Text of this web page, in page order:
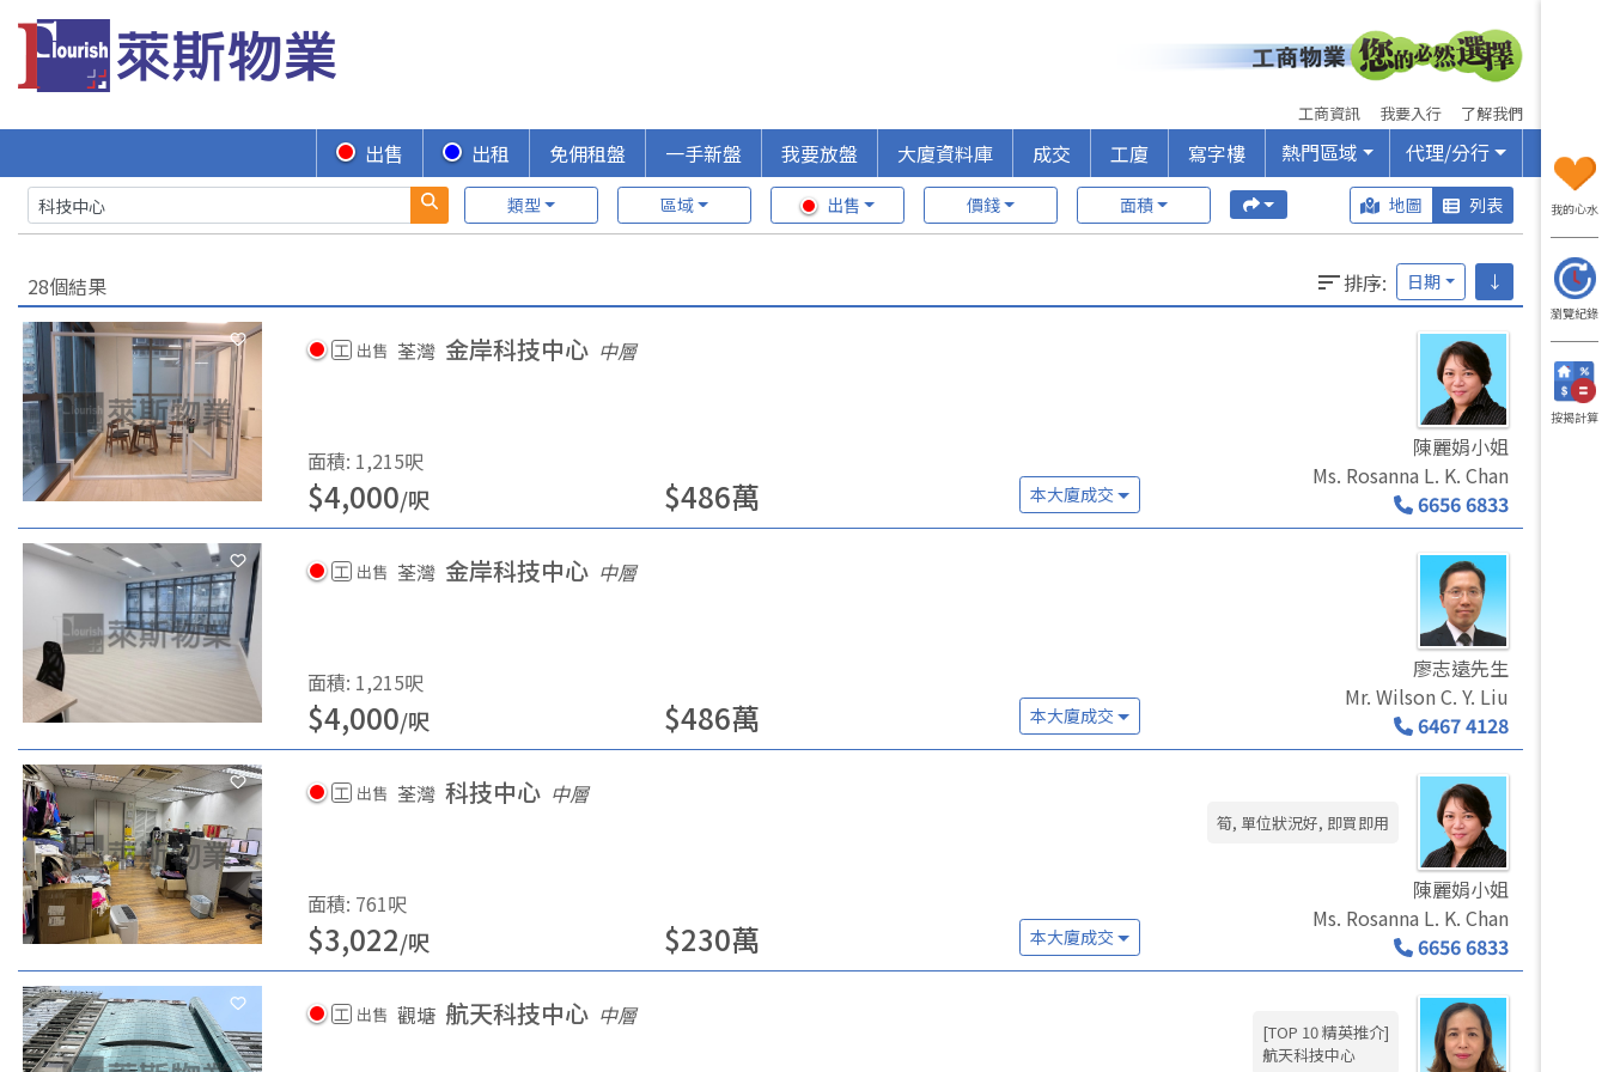
工商資訊 我要入行 了解我們
出售 出租 免佣租盤 一手新盤 我要放盤 大廈資料庫 成交 工廈 寫字樓 熱門區域 代理/分行
類型 區域 出售 價錢 面積 地圖 列表
28個結果 排序: 日期 ↓
工 出售 荃灣 金岸科技中心 中層
面積: 1,215呎
$4,000/呎 $486萬 本大廈成交
陳麗娟小姐
Ms. Rosanna L. K. Chan
6656 6833
工 出售 荃灣 金岸科技中心 中層
面積: 1,215呎
$4,000/呎 $486萬 本大廈成交
廖志遠先生
Mr. Wilson C. Y. Liu
6467 4128
工 出售 荃灣 科技中心 中層
面積: 761呎
$3,022/呎 $230萬 本大廈成交
筍, 單位狀況好, 即買即用
陳麗娟小姐
Ms. Rosanna L. K. Chan
6656 6833
工 出售 觀塘 航天科技中心 中層
[TOP 10 精英推介]
航天科技中心
我的心水
瀏覽紀錄
按揭計算